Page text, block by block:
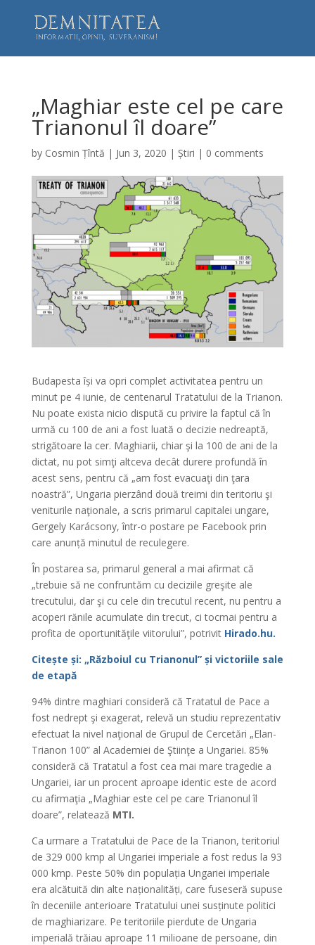
„Maghiar este cel pe care
Trianonul îl doare”
by Cosmin Țîntă | Jun 3, 2020 | Știri | 0 comments
Budapesta își va opri complet activitatea pentru un
minut pe 4 iunie, de centenarul Tratatului de la Trianon.
Nu poate exista nicio dispută cu privire la faptul că în
urmă cu 100 de ani a fost luată o decizie nedreaptă,
strigătoare la cer. Maghiarii, chiar şi la 100 de ani de la
dictat, nu pot simţi altceva decât durere profundă în
acest sens, pentru că „am fost evacuaţi din ţara
noastră”, Ungaria pierzând două treimi din teritoriu şi
veniturile naţionale, a scris primarul capitalei ungare,
Gergely Karácsony, într-o postare pe Facebook prin
care anunță minutul de reculegere.
În postarea sa, primarul general a mai afirmat că
„trebuie să ne confruntăm cu deciziile greşite ale
trecutului, dar şi cu cele din trecutul recent, nu pentru a
acoperi rănile acumulate din trecut, ci tocmai pentru a
profita de oportunităţile viitorului”, potrivit Hirado.hu.
Citește și: „Războiul cu Trianonul” și victoriile sale
de etapă
94% dintre maghiari consideră că Tratatul de Pace a
fost nedrept şi exagerat, relevă un studiu reprezentativ
efectuat la nivel naţional de Grupul de Cercetări „Elan-
Trianon 100” al Academiei de Ştiinţe a Ungariei. 85%
consideră că Tratatul a fost cea mai mare tragedie a
Ungariei, iar un procent aproape identic este de acord
cu afirmaţia „Maghiar este cel pe care Trianonul îl
doare”, relatează MTI.
Ca urmare a Tratatului de Pace de la Trianon, teritoriul
de 329 000 kmp al Ungariei imperiale a fost redus la 93
000 kmp. Peste 50% din populația Ungariei imperiale
era alcătuită din alte naționalități, care fuseseră supuse
în deceniile anterioare Tratatului unei susținute politici
de maghiarizare. Pe teritoriile pierdute de Ungaria
imperială trăiau aproape 11 milioane de persoane, din